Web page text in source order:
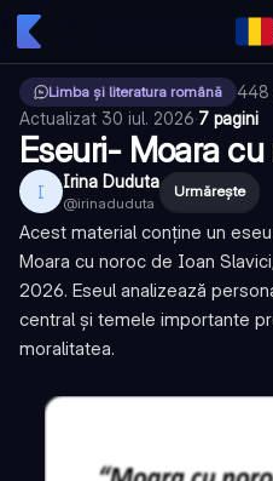
Limba și literatura română 448
Actualizat 30 iul. 2026·7 pagini
Eseuri- Moara
I Irina Duduta
@irinaduduta
Urmărește
Acest material conține un
Moara cu noroc de Ioan
2026. Eseul analizează
central și temele importante
moralitatea.